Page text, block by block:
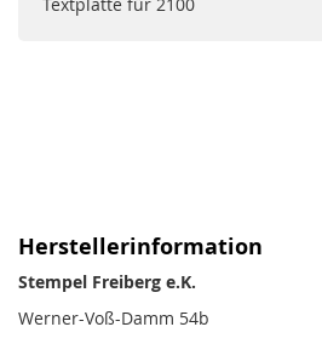
Herstellerinformation
Stempel Freiberg e.K.
Werner-Voß-Damm 54b